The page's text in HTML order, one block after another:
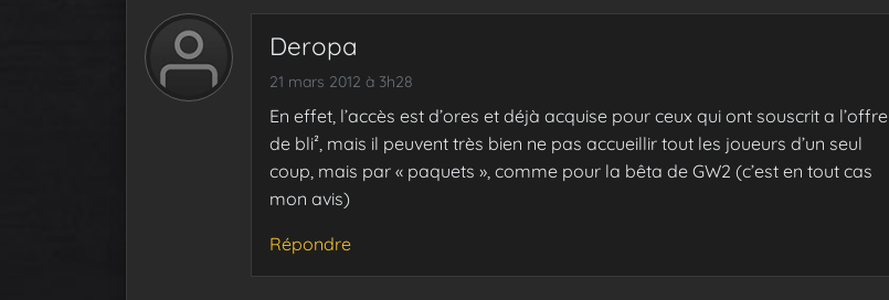
Deropa
21 mars 2012 à 3h28
En effet, l’accès est d’ores et déjà acquise pour ceux qui ont souscrit a l’offre
de bli², mais il peuvent très bien ne pas accueillir tout les joueurs d’un seul
coup, mais par « paquets », comme pour la bêta de GW2 (c’est en tout cas
mon avis)
Répondre